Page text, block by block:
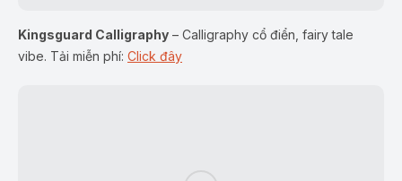
Kingsguard Calligraphy – Calligraphy cổ điển, fairy tale
vibe. Tải miễn phí: Click đây